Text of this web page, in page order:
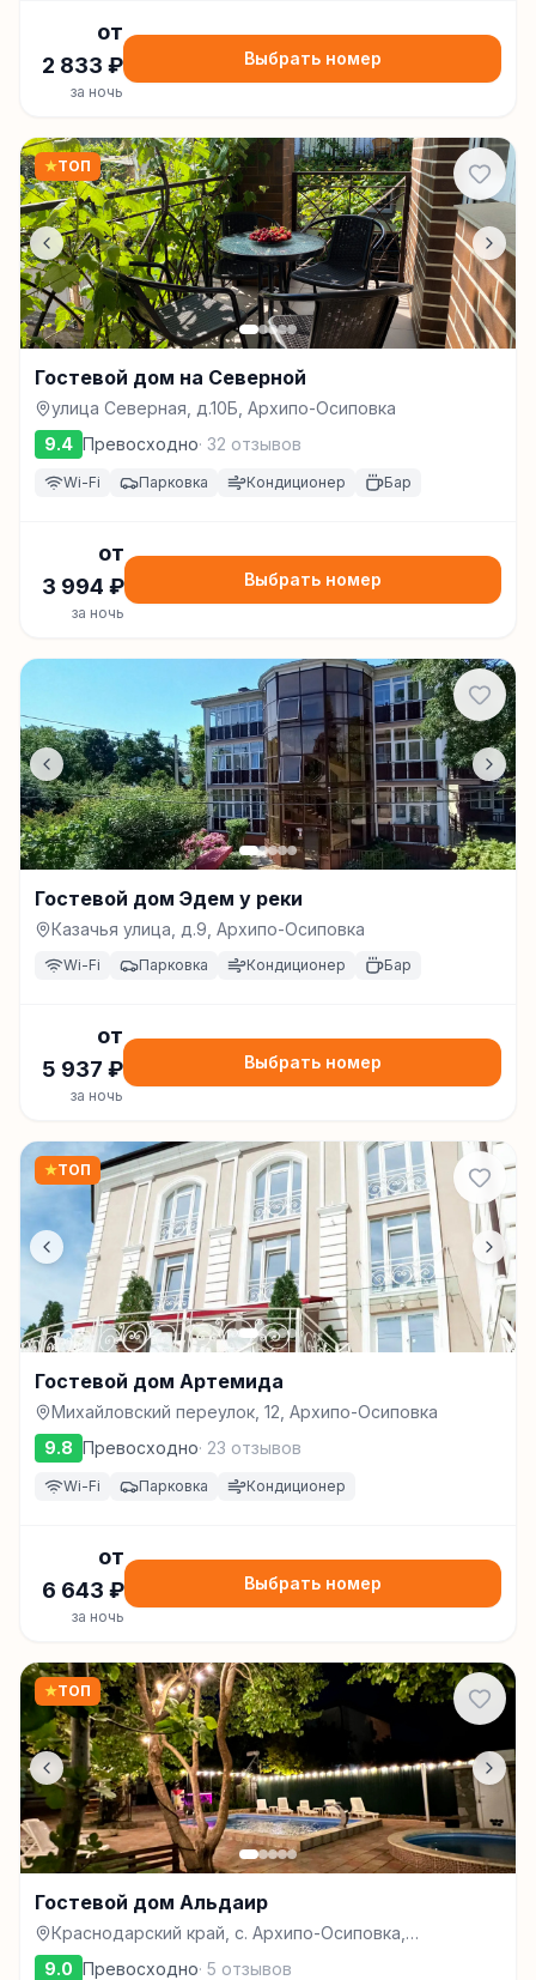
от
2 833 ₽
за ночь
Выбрать номер
★ТОП
Гостевой дом на Северной
улица Северная, д.10Б, Архипо-Осиповка
9.4 Превосходно· 32 отзывов
Wi-Fi Парковка Кондиционер Бар
от
3 994 ₽
за ночь
Выбрать номер
Гостевой дом Эдем у реки
Казачья улица, д.9, Архипо-Осиповка
Wi-Fi Парковка Кондиционер Бар
от
5 937 ₽
за ночь
Выбрать номер
★ТОП
Гостевой дом Артемида
Михайловский переулок, 12, Архипо-Осиповка
9.8 Превосходно· 23 отзывов
Wi-Fi Парковка Кондиционер
от
6 643 ₽
за ночь
Выбрать номер
★ТОП
Гостевой дом Альдаир
Краснодарский край, с. Архипо-Осиповка,
Яблоневая, 12, Архипо-Осиповка
9.0 Превосходно· 5 отзывов